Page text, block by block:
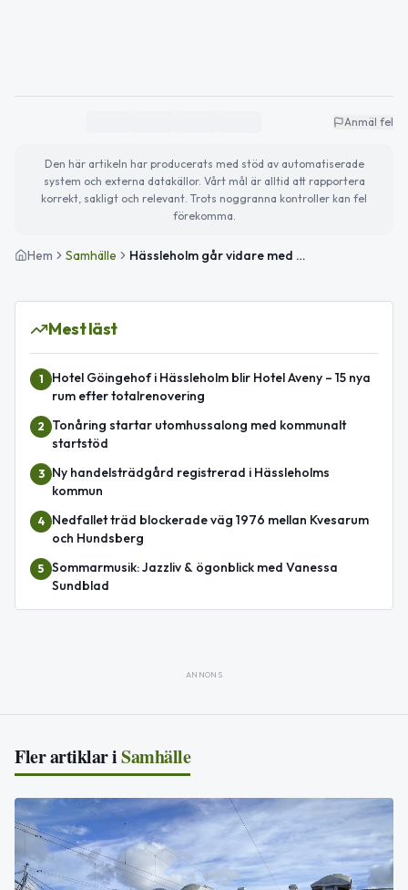
Anmäl fel
Den här artikeln har producerats med stöd av automatiserade
system och externa datakällor. Vårt mål är alltid att rapportera
korrekt, sakligt och relevant. Trots noggranna kontroller kan fel
förekomma.
Hem Samhälle Hässleholm går vidare med dubbla yrkanden om Lilla sjö
Mest läst
1
Hotel Göingehof i Hässleholm blir Hotel Aveny – 15 nya
rum efter totalrenovering
2
Tonåring startar utomhussalong med kommunalt
startstöd
3
Ny handelsträdgård registrerad i Hässleholms
kommun
4
Nedfallet träd blockerade väg 1976 mellan Kvesarum
och Hundsberg
5 Sommarmusik: Jazzliv & ögonblick med Vanessa
Sundblad
ANNONS
Fler artiklar iSamhälle